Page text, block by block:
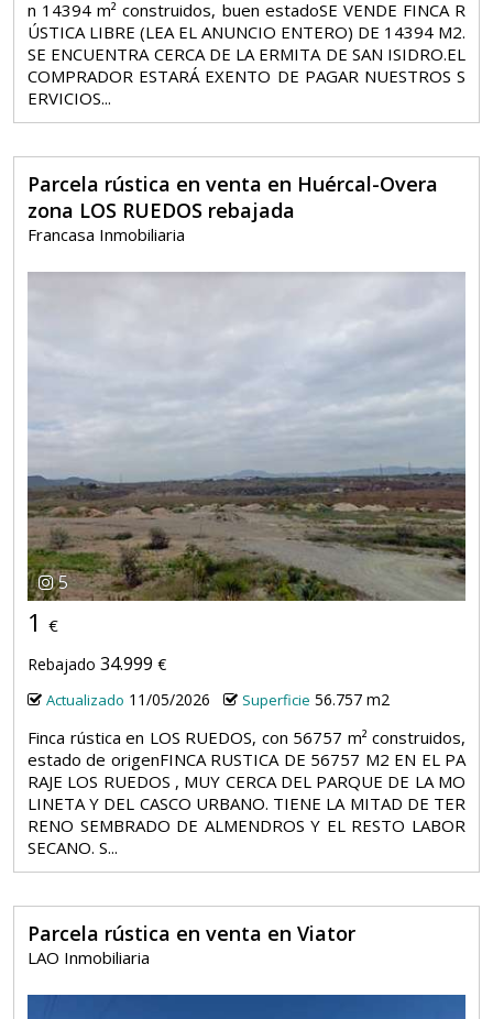
n 14394 m² construidos, buen estadoSE VENDE FINCA R
ÚSTICA LIBRE (LEA EL ANUNCIO ENTERO) DE 14394 M2.
SE ENCUENTRA CERCA DE LA ERMITA DE SAN ISIDRO.EL
COMPRADOR ESTARÁ EXENTO DE PAGAR NUESTROS S
ERVICIOS...
Parcela rústica en venta en Huércal-Overa
zona LOS RUEDOS rebajada
Francasa Inmobiliaria
5
1 €
Rebajado 34.999 €
Actualizado 11/05/2026 Superficie 56.757 m2
Finca rústica en LOS RUEDOS, con 56757 m² construidos,
estado de origenFINCA RUSTICA DE 56757 M2 EN EL PA
RAJE LOS RUEDOS , MUY CERCA DEL PARQUE DE LA MO
LINETA Y DEL CASCO URBANO. TIENE LA MITAD DE TER
RENO SEMBRADO DE ALMENDROS Y EL RESTO LABOR
SECANO. S...
Parcela rústica en venta en Viator
LAO Inmobiliaria